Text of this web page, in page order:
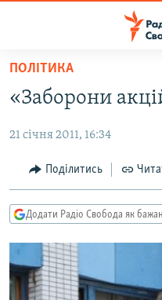
Перейти
основного
Перейти
Перейти
до
пошуку
РАДІО СВОБОДА – 70
ВСЕ ЗА ДОБУ
СТАТТІ
ПОЛІТИКА
СУСПІЛЬСТВО
КУЛЬТУРА
СПОРТ
ВІЙНА
ДОНБАС.РЕАЛІЇ
КРИМ.РЕАЛІЇ
ТИ ЯК?
ПОЛІТИКА
«Заборони
21 січня 2011, 16:34
Поділитись
Додати Радіо Свобода як